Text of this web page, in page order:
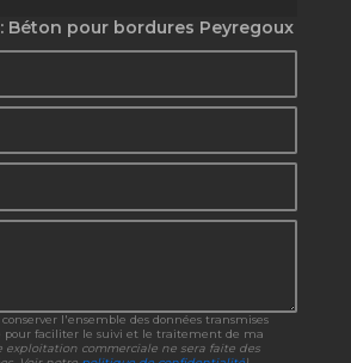
Béton pour bordures Peyregoux
l'ensemble des données transmises
pour faciliter le suivi et le traitement de ma
exploitation commerciale ne sera faite des